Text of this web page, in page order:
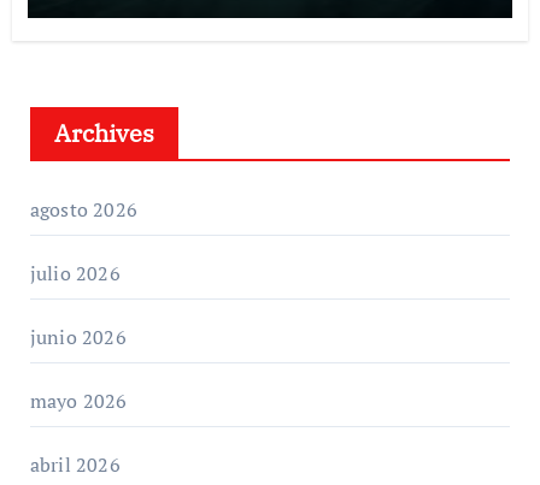
Archives
agosto 2026
julio 2026
junio 2026
mayo 2026
abril 2026